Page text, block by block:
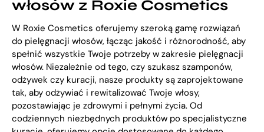
włosów z Roxie Cosmetics
W Roxie Cosmetics oferujemy szeroką gamę rozwiązań
do pielęgnacji włosów, łącząc jakość i różnorodność, aby
spełnić wszystkie Twoje potrzeby w zakresie pielęgnacji
włosów. Niezależnie od tego, czy szukasz szamponów,
odżywek czy kuracji, nasze produkty są zaprojektowane
tak, aby odżywiać i rewitalizować Twoje włosy,
pozostawiając je zdrowymi i pełnymi życia. Od
codziennych niezbędnych produktów po specjalistyczne